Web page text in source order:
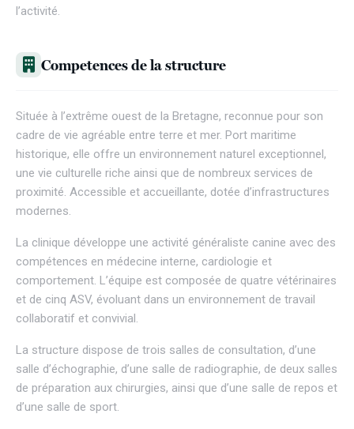
l’activité.
Competences de la structure
Située à l’extrême ouest de la Bretagne, reconnue pour son
cadre de vie agréable entre terre et mer. Port maritime
historique, elle offre un environnement naturel exceptionnel,
une vie culturelle riche ainsi que de nombreux services de
proximité. Accessible et accueillante, dotée d’infrastructures
modernes.
La clinique développe une activité généraliste canine avec des
compétences en médecine interne, cardiologie et
comportement. L’équipe est composée de quatre vétérinaires
et de cinq ASV, évoluant dans un environnement de travail
collaboratif et convivial.
La structure dispose de trois salles de consultation, d’une
salle d’échographie, d’une salle de radiographie, de deux salles
de préparation aux chirurgies, ainsi que d’une salle de repos et
d’une salle de sport.